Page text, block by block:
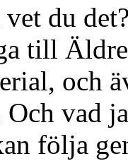
du
till
och
Och vad
följa